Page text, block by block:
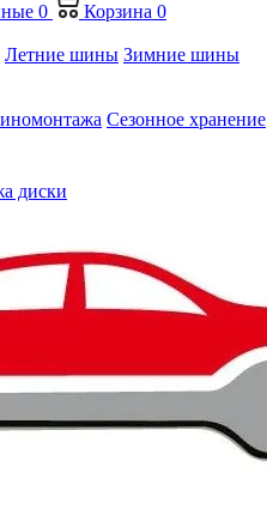
0 Корзина 0
Летние шины Зимние шины
Сезонное хранение
диски